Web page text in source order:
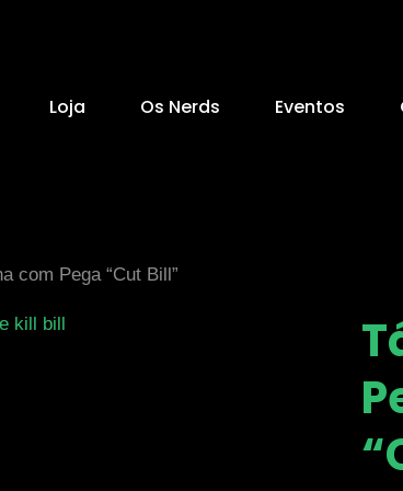
Loja Os Nerds Eventos
com Pega “Cut Bill”